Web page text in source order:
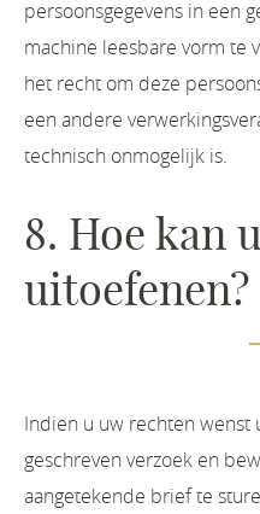
persoonsgegevens in een
machine leesbare vorm te
het recht om deze
een andere
technisch onmogelijk is.
8. Hoe kan
uitoefenen?
Indien u uw rechten wenst
geschreven verzoek en
aangetekende brief te